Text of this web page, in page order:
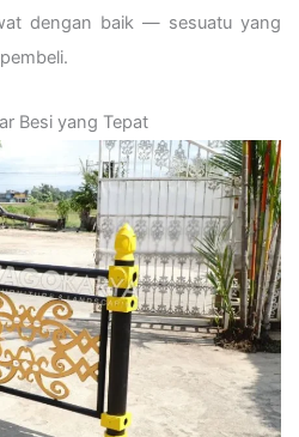
dengan baik — sesuatu yang
Besi yang Tepat